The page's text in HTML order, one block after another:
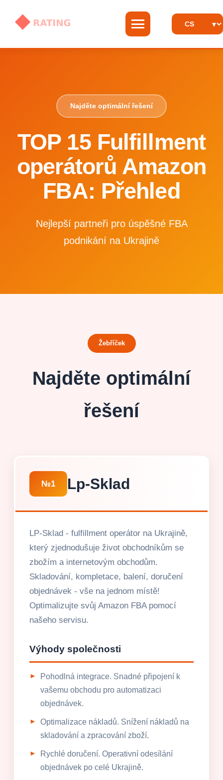
Najděte optimální řešení
TOP 15 Fulfillment
operátorů Amazon
FBA: Přehled
Nejlepší partneři pro úspěšné FBA
podnikání na Ukrajině
Žebříček
Najděte optimální
řešení
№1 Lp-Sklad
LP-Sklad - fulfillment operátor na Ukrajině,
který zjednodušuje život obchodníkům se
zbožím a internetovým obchodům.
Skladování, kompletace, balení, doručení
objednávek - vše na jednom místě!
Optimalizujte svůj Amazon FBA pomocí
našeho servisu.
Výhody společnosti
Pohodlná integrace. Snadné připojení k
vašemu obchodu pro automatizaci
objednávek.
Optimalizace nákladů. Snížení nákladů na
skladování a zpracování zboží.
Rychlé doručení. Operativní odesílání
objednávek po celé Ukrajině.